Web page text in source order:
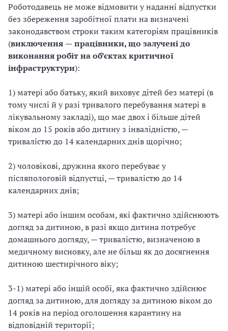
Роботодавець не може відмовити у наданні відпустки
без збереження заробітної плати на визначені
законодавством строки таким категоріям працівників
(виключення — працівники, що залучені до
виконання робіт на об’єктах критичної
інфраструктури):
1) матері або батьку, який виховує дітей без матері (в
тому числі й у разі тривалого перебування матері в
лікувальному закладі), що має двох і більше дітей
віком до 15 років або дитину з інвалідністю, —
тривалістю до 14 календарних днів щорічно;
2) чоловікові, дружина якого перебуває у
післяпологовій відпустці, — тривалістю до 14
календарних днів;
3) матері або іншим особам, які фактично здійснюють
догляд за дитиною, в разі якщо дитина потребує
домашнього догляду, — тривалістю, визначеною в
медичному висновку, але не більш як до досягнення
дитиною шестирічного віку;
3-1) матері або іншій особі, яка фактично здійснює
догляд за дитиною, для догляду за дитиною віком до
14 років на період оголошення карантину на
відповідній території;